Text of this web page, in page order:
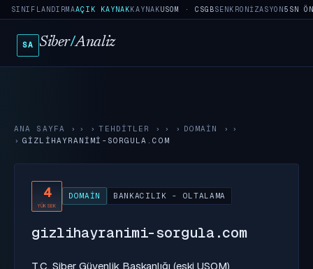
SINIFLANDIRMAAÇIK KAYNAKKAYNAKUSOM · CSGBSENKRONIZASYON5SN
SA Siber/Analiz
ANA SAYFA › TEHDITLER › DOMAIN
›
GIZLIHAYRANIMI-SORGULA.COM
4
YÜKSEK
DOMAIN BANKACILIK - OLTALAMA
gizlihayranimi-sorgula.com
T.C. Siber Güvenlik Başkanlığı (eski USOM)